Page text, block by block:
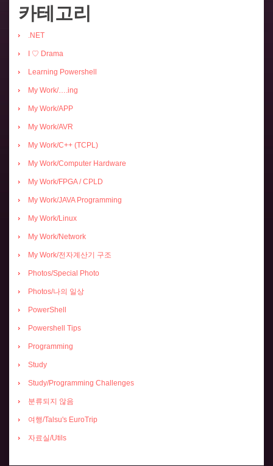
카테고리
.NET
I ♡ Drama
Learning Powershell
My Work/….ing
My Work/APP
My Work/AVR
My Work/C++ (TCPL)
My Work/Computer Hardware
My Work/FPGA / CPLD
My Work/JAVA Programming
My Work/Linux
My Work/Network
My Work/전자계산기 구조
Photos/Special Photo
Photos/나의 일상
PowerShell
Powershell Tips
Programming
Study
Study/Programming Challenges
분류되지 않음
여행/Talsu's EuroTrip
자료실/Utils